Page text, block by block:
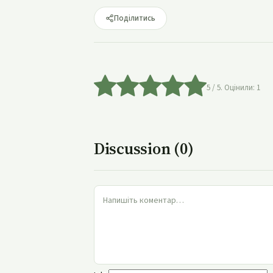
Поділитись
5/ 5. Оцінили: 1
Discussion (0)